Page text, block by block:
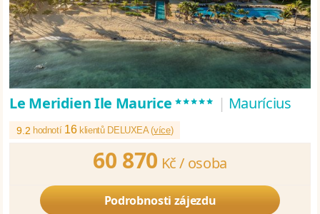
Le Meridien Ile Maurice***** | Maurícius
9.2 hodnotí 16klientů DELUXEA (více)
60 870 Kč / osoba
Podrobnosti zájezdu